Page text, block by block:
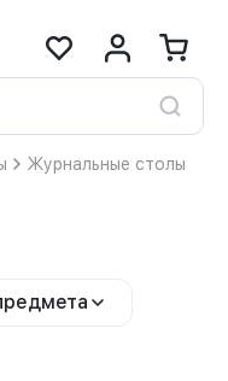
Журнальные столы